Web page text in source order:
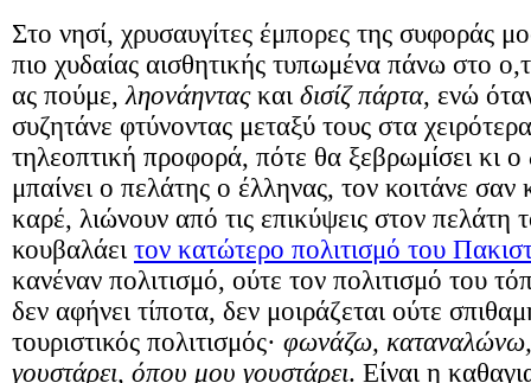
Στο νησί, χρυσαυγίτες έμπορες της συφοράς
πιο χυδαίας αισθητικής τυπωμένα πάνω στο
ας πούμε, ληονάηνταςκαι δισίζ πάρτα, ενώ
συζητάνε φτύνοντας μεταξύ τους στα
τηλεοπτική προφορά, πότε θα ξεβρωμίσει κι
μπαίνει ο πελάτης ο έλληνας, τον κοιτάνε
καρέ, λιώνουν από τις επικύψεις στον πελάτη
κουβαλάει τον κατώτερο πολιτισμό του
κανέναν πολιτισμό, ούτε τον πολιτισμό του
δεν αφήνει τίποτα, δεν μοιράζεται ούτε
τουριστικός πολιτισμός· φωνάζω, καταναλώνω,
γουστάρει, όπου μου γουστάρει. Είναι η